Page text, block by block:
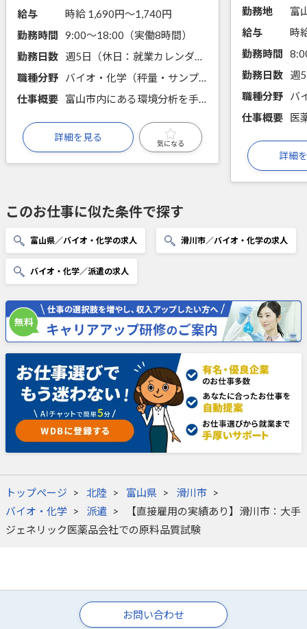
給与
時給 1,690円〜1,740円
勤務時間
9:00～18:00（実働8時間）
勤務日数
週5日（休日：就業カレンダーに準ずる）
職種分野
バイオ・化学（秤量・サンプリング・分注、前処理・試薬調製、手分析、機器分析、微生物培養）
仕事概要
富山市内にある環境分析を手掛ける会社でのお仕事です。今回は、分析機器を用いた環境分析とデータ報告を担当します。 未経験・ブランクありでもご応募可能です。
詳細を見る
気になる
勤務地
給与
時
勤務時間
勤務日数
職種分野
仕事概要
詳細
このお仕事に似た条件で探す
富山県／バイオ・化学の求人 滑川市／バイオ・化学の求人
バイオ・化学／派遣の求人
トップページ 北陸 富山県
滑川市
バイオ・化学
派遣
【直接雇用の実績あり】滑川市：大手
ジェネリック医薬品会社での原料品質試験
お問い合わせ